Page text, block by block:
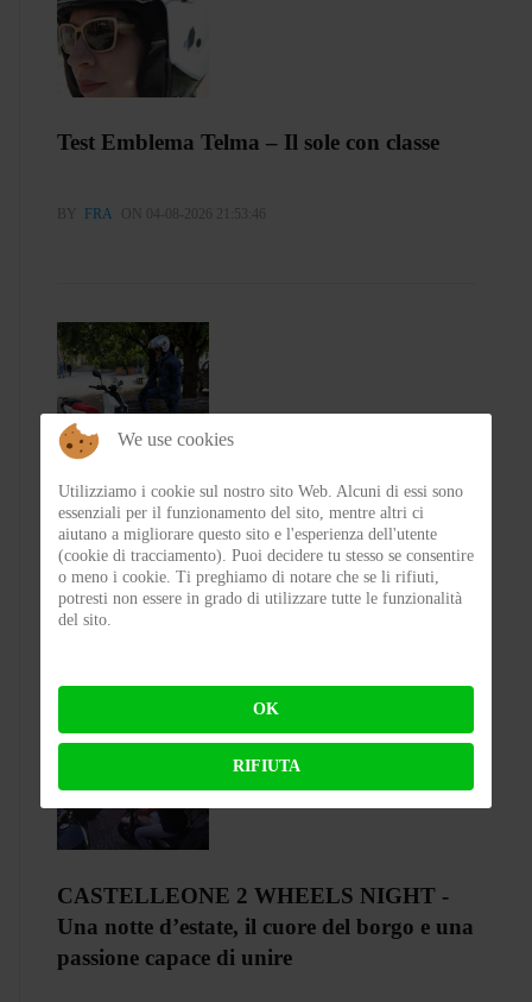
Test Emblema Telma – Il sole con classe
BY FRA ON 04-08-2026 21:53:46
Test Silence S02 – Stile silenzioso
BY FLAP ON 03-08-2026 23:00:27
CASTELLEONE 2 WHEELS NIGHT -
Una notte d’estate, il cuore del borgo e una
passione capace di unire
We use cookies
Utilizziamo i cookie sul nostro sito Web. Alcuni di essi sono
essenziali per il funzionamento del sito, mentre altri ci
aiutano a migliorare questo sito e l'esperienza dell'utente
(cookie di tracciamento). Puoi decidere tu stesso se consentire
o meno i cookie. Ti preghiamo di notare che se li rifiuti,
potresti non essere in grado di utilizzare tutte le funzionalità
del sito.
OK
RIFIUTA